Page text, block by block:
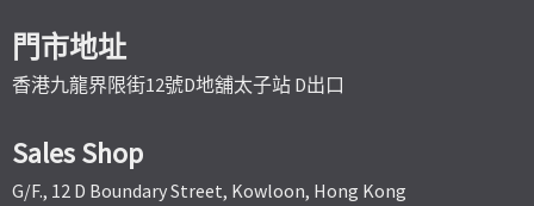
門市地址
香港九龍界限街12號D地舖太子站 D出口
Sales Shop
G/F., 12 D Boundary Street, Kowloon, Hong Kong